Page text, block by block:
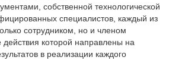
собственной технологической
специалистов, каждый из
сотрудником, но и членом
которой направлены на
в реализации каждого